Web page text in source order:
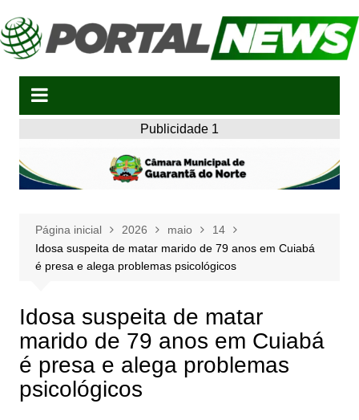
para
o
Publicidade 1
Página inicial 2026 maio
14
Idosa suspeita de matar marido de 79 anos em Cuiabá
é presa e alega problemas psicológicos
Idosa suspeita de matar
marido de 79 anos em Cuiabá
é presa e alega problemas
psicológicos